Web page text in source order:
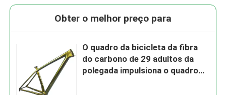
Obter o melhor preço para
O quadro da bicicleta da fibra
do carbono de 29 adultos da
polegada impulsiona o quadro